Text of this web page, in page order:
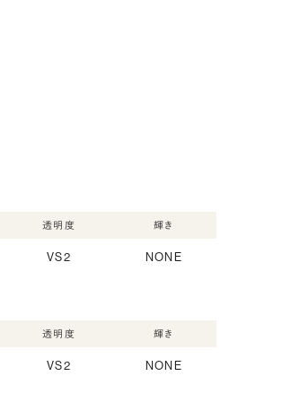
透明度
VS2
輝き
NONE
透明度
VS2
輝き
NONE